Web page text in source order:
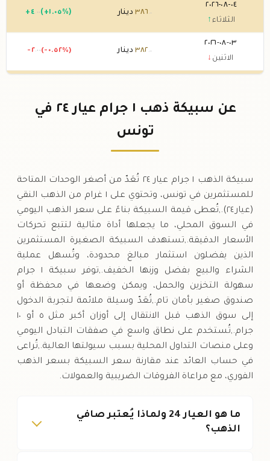
٠٤-٠٨-٢٠٢٦
الثلاثاء ↑
٣٨٦ .٠٠ دينار + ٤ .٠٠ (+١.٠٥%)
٠٣-٠٨-٢٠٢٦
الاثنين ↓
٣٨٢ .٠٠ دينار -٢ .٠٠ (-٠.٥٢%)
٣٨٢ .٠٠ دينار
عن سبيكة ذهب ١ جرام عيار ٢٤ في
تونس
سبيكة الذهب ١ جرام عيار ٢٤ تُعَدّ من أصغر الوحدات المتاحة
للمستثمرين في تونس، وتحتوي على ١ غرام من الذهب النقي
(عيار ٢٤).,تُعطى قيمة السبيكة بناءً على سعر الذهب اليومي
في السوق المحلي، ما يجعلها أداة مثالية لتتبع تحركات
الأسعار الدقيقة.,تستهدف السبيكة الصغيرة المستثمرين
الذين يفضلون استثمار مبالغ محدودة، وتُسهل عملية
الشراء والبيع بفضل وزنها الخفيف.,توفر سبيكة ١ جرام
سهولة التخزين والحمل، ويمكن وضعها في محفظة أو
صندوق صغير بأمان تام.,تُعَدّ وسيلة ملائمة لتجربة الدخول
إلى سوق الذهب قبل الانتقال إلى أوزان أكبر مثل ٥ أو ١٠
جرام.,تُستخدم على نطاق واسع في صفقات التبادل اليومي
وعلى منصات التداول المحلية بسبب سيولتها العالية.,تُراعى
في حساب العائد عند مقارنة سعر السبيكة بسعر الذهب
الفوري، مع مراعاة الفروقات الضريبية والعمولات.
ما هو العيار 24 ولماذا يُعتبر صافي
الذهب؟